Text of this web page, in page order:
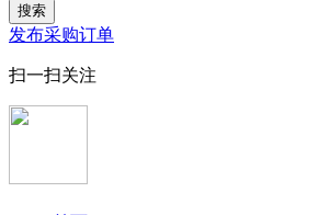
搜索
发布采购订单
扫一扫关注